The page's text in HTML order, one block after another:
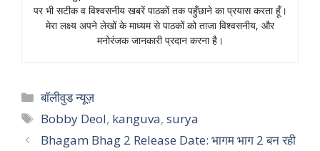
पर भी सटीक व विश्वसनीय खबरें पाठकों तक पहुँछाने का प्रयास करता हूँ।
मेरा लक्ष्य अपने लेखों के माध्यम से पाठकों को ताजा विश्वसनीय, और
मनोरंजक जानकारी प्रदान करना है।
Categories
बॉलीवुड न्यूज़
Tags
Bobby Deol, kanguva,surya
Bhagam Bhag 2 Release Date: भागम भाग 2 बन रही